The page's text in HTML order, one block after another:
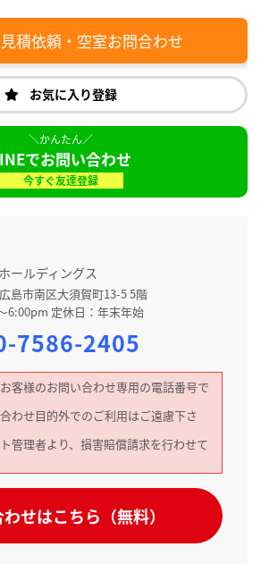
見積依頼・空室お問合わせ
お気に入り登録
でお問い合わせ
今すぐ友達登録
ールディングス
島市南区大須賀町13-5 5階
6:00pm 定休日：年末年始
7586-2405
客様のお問い合わせ専用の電話番号で
わせ目的外でのご利用はご遠慮下さ
管理者より、損害賠償請求を行わせて
せはこちら（無料）